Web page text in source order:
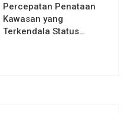
Percepatan Penataan
Kawasan yang
Terkendala Status…